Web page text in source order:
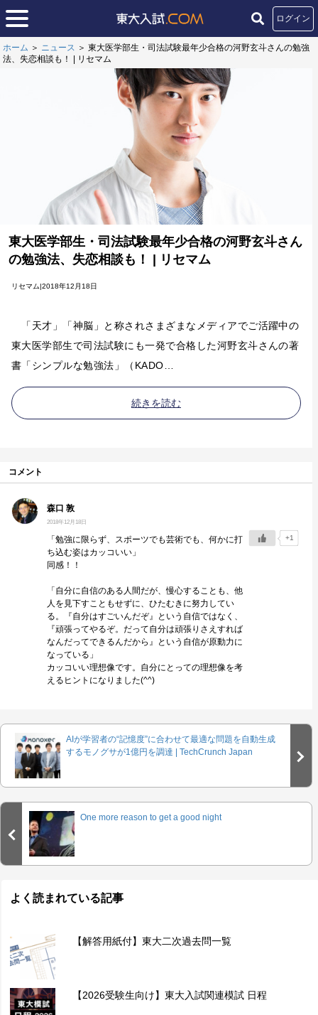
ログイン
ホーム ＞ ニュース ＞ 東大医学部生・司法試験最年少合格の河野玄斗さんの勉強
法、失恋相談も！ | リセマム
東大医学部生・司法試験最年少合格の河野玄斗さん
の勉強法、失恋相談も！ | リセマム
リセマム|2018年12月18日
「天才」「神脳」と称されさまざまなメディアでご活躍中の
東大医学部生で司法試験にも一発で合格した河野玄斗さんの著
書「シンプルな勉強法」（KADO…
続きを読む
コメント
森口 敦
2018年12月18日
「勉強に限らず、スポーツでも芸術でも、何かに打
ち込む姿はカッコいい」
同感！！
「自分に自信のある人間だが、慢心することも、他
人を見下すこともせずに、ひたむきに努力してい
る。『自分はすごいんだぞ』という自信ではなく、
『頑張ってやるぞ。だって自分は頑張りさえすれば
なんだってできるんだから』という自信が原動力に
なっている」
カッコいい理想像です。自分にとっての理想像を考
えるヒントになりました(^^)
+1
AIが学習者の“記憶度”に合わせて最適な問題を自動生成
するモノグサが1億円を調達 | TechCrunch Japan
One more reason to get a good night
よく読まれている記事
【解答用紙付】東大二次過去問一覧
【2026受験生向け】東大入試関連模試 日程